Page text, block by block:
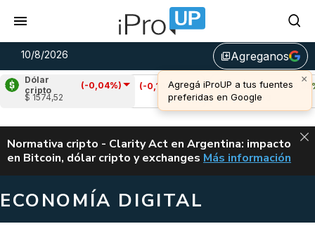
10/8/2026 library_addAgreganos
Dólar
cripto
(-0,04%)
$ 1574,52
Cardano (-0,16%)
Avalanche
(0,38%)
u$s 6,53
ALERTA
Normativa cripto - Clarity Act en Argentina: impacto
en Bitcoin, dólar cripto y exchanges CLARITY ACT EN
Más información
ECONOMÍA DIGITAL